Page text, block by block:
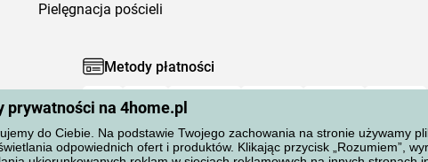
prywatności na 4home.pl
do Ciebie. Na podstawie Twojego zachowania na stronie używamy
odpowiednich ofert i produktów. Klikając przycisk „Rozumiem”,
Pielęgnacja pościeli
Metody płatności